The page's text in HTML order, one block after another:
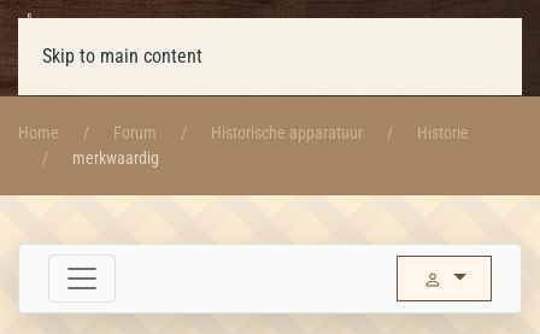
Skip to main content
Home Forum Historische apparatuur
Historie
merkwaardig